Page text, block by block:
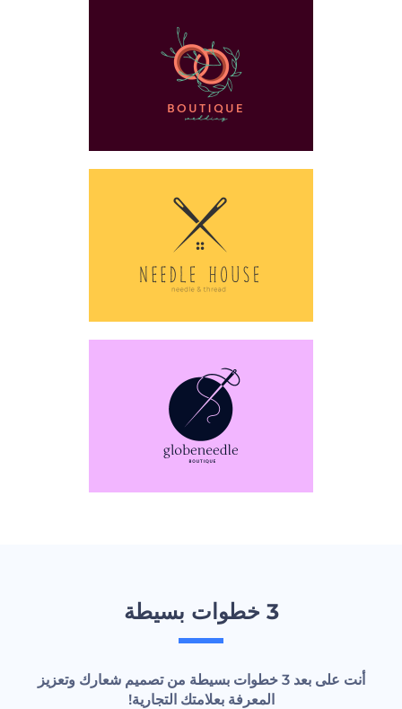
3 خطوات بسيطة
أنت على بعد 3 خطوات بسيطة من تصميم شعارك وتعزيز
المعرفة بعلامتك التجارية!